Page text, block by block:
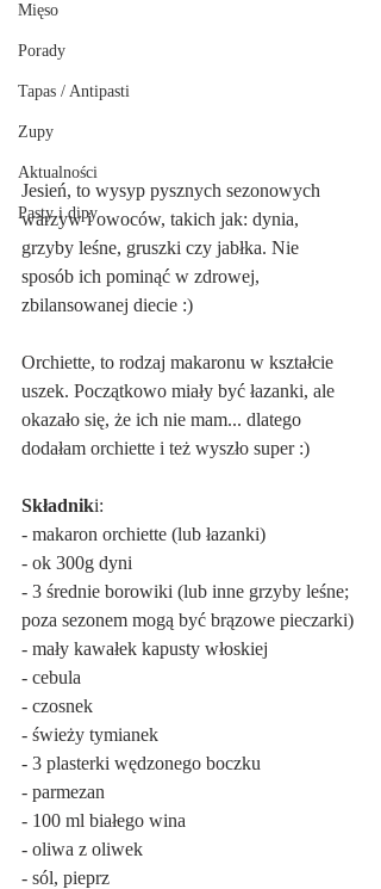
Mięso
Porady
Tapas / Antipasti
Zupy
Aktualności
Pasty i dipy
Jesień, to wysyp pysznych sezonowych
warzyw i owoców, takich jak: dynia,
grzyby leśne, gruszki czy jabłka. Nie
sposób ich pominąć w zdrowej,
zbilansowanej diecie :)
Orchiette, to rodzaj makaronu w kształcie
uszek. Początkowo miały być łazanki, ale
okazało się, że ich nie mam... dlatego
dodałam orchiette i też wyszło super :)
Składniki:
- makaron orchiette (lub łazanki)
- ok 300g dyni
- 3 średnie borowiki (lub inne grzyby leśne;
poza sezonem mogą być brązowe pieczarki)
- mały kawałek kapusty włoskiej
- cebula
- czosnek
- świeży tymianek
- 3 plasterki wędzonego boczku
- parmezan
- 100 ml białego wina
- oliwa z oliwek
- sól, pieprz